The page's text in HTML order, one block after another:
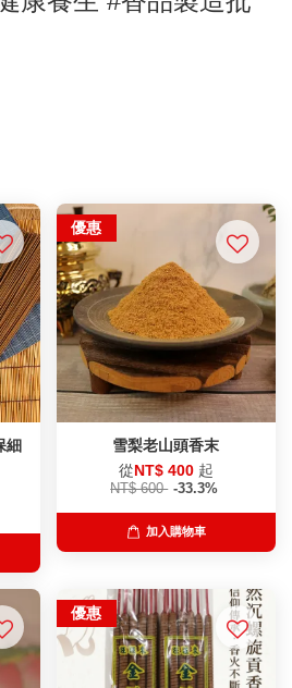
細
優惠
雪梨老山頭香末
從NT$ 400 起
NT$ 600 -33.3%
加入購物車
優惠